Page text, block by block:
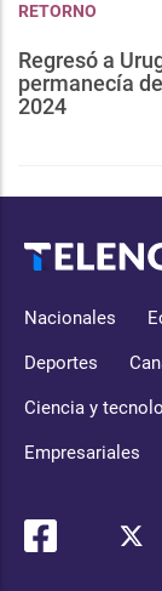
RETORNO
Regresó a
permanecía
2024
Nacionales
Deportes
Ciencia y
Empresariales